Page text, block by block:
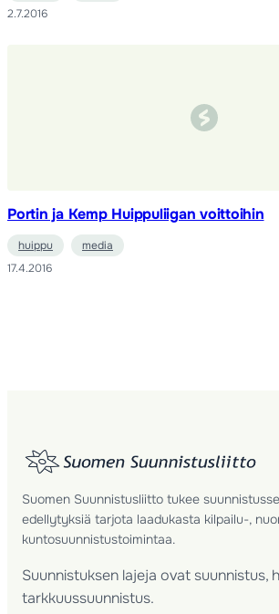
2.7.2016
Portin ja Kemp Huippuliigan voittoihin
huippu
media
17.4.2016
Suomen Suunnistusliitto tukee
edellytyksiä tarjota laadukasta kilpailu-,
kuntosuunnistustoimintaa.
Suunnistuksen lajeja ovat suunnistus,
tarkkuussuunnistus.